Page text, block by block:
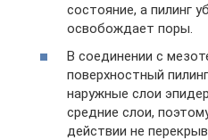
состояние, а пилинг
освобождает поры.
В соединении с
поверхностный
наружные слои
средние слои,
действии не